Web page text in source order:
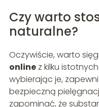
Czy warto
naturalne?
Oczywiście, warto
onlinez kilku
wybierając je,
bezpieczną
zapominać, że